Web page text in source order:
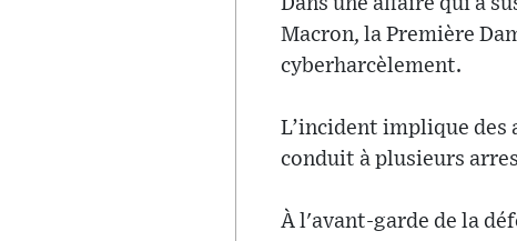
Macron, la Première
cyberharcèlement.
L’incident implique des
conduit à plusieurs
À l'avant-garde de la